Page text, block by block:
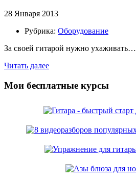
28 Января 2013
Рубрика: Оборудование
За своей гитарой нужно ухаживать…
Читать далее
Мои бесплатные курсы